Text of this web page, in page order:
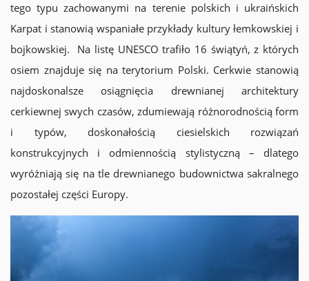
tego typu zachowanymi na terenie polskich i ukraińskich
Karpat i stanowią wspaniałe przykłady kultury łemkowskiej i
bojkowskiej. Na listę UNESCO trafiło 16 świątyń, z których
osiem znajduje się na terytorium Polski. Cerkwie stanowią
najdoskonalsze osiągnięcia drewnianej architektury
cerkiewnej swych czasów, zdumiewają różnorodnością form
i typów, doskonałością ciesielskich rozwiązań
konstrukcyjnych i odmiennością stylistyczną – dlatego
wyróżniają się na tle drewnianego budownictwa sakralnego
pozostałej części Europy.